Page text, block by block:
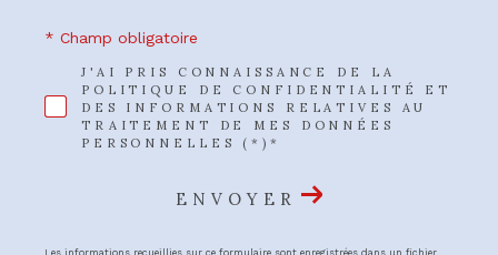
J'AI PRIS CONNAISSANCE DE LA
POLITIQUE DE CONFIDENTIALITÉ ET
DES INFORMATIONS RELATIVES AU
TRAITEMENT DE MES DONNÉES
PERSONNELLES (*)*
* Champ obligatoire
ENVOYER
Les informations recueillies sur ce formulaire sont enregistrées dans un fichier